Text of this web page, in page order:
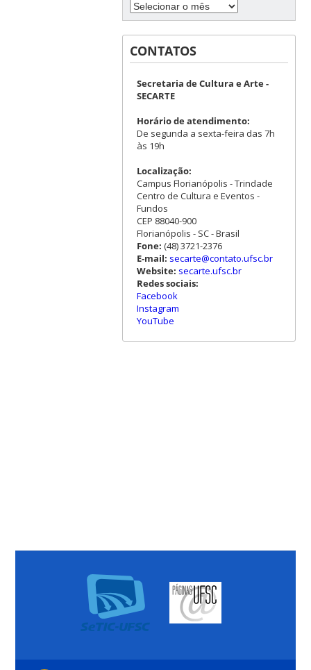
CONTATOS
Secretaria de Cultura e Arte -
SECARTE
Horário de atendimento:
De segunda a sexta-feira das 7h
às 19h
Localização:
Campus Florianópolis - Trindade
Centro de Cultura e Eventos -
Fundos
CEP 88040-900
Florianópolis - SC - Brasil
Fone: (48) 3721-2376
E-mail: secarte@contato.ufsc.br
Website: secarte.ufsc.br
Redes sociais:
Facebook
Instagram
YouTube